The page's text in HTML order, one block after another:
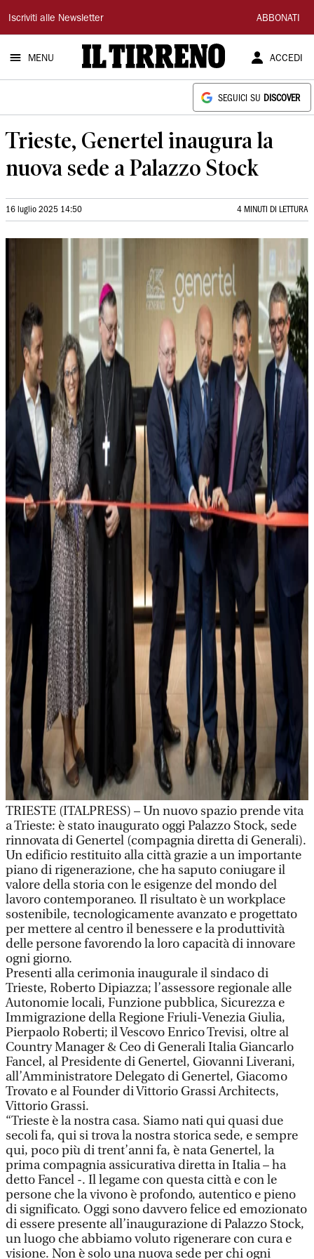
Il
Tirreno
Iscriviti alle Newsletter ABBONATI
MENU ACCEDI
SEGUICI SU DISCOVER
Trieste, Genertel inaugura la
nuova sede a Palazzo Stock
16 luglio 2025 14:50 4 MINUTI DI LETTURA
TRIESTE (ITALPRESS) – Un nuovo spazio prende vita
a Trieste: è stato inaugurato oggi Palazzo Stock, sede
rinnovata di Genertel (compagnia diretta di Generali).
Un edificio restituito alla città grazie a un importante
piano di rigenerazione, che ha saputo coniugare il
valore della storia con le esigenze del mondo del
lavoro contemporaneo. Il risultato è un workplace
sostenibile, tecnologicamente avanzato e progettato
per mettere al centro il benessere e la produttività
delle persone favorendo la loro capacità di innovare
ogni giorno.
Presenti alla cerimonia inaugurale il sindaco di
Trieste, Roberto Dipiazza; l’assessore regionale alle
Autonomie locali, Funzione pubblica, Sicurezza e
Immigrazione della Regione Friuli-Venezia Giulia,
Pierpaolo Roberti; il Vescovo Enrico Trevisi, oltre al
Country Manager & Ceo di Generali Italia Giancarlo
Fancel, al Presidente di Genertel, Giovanni Liverani,
all’Amministratore Delegato di Genertel, Giacomo
Trovato e al Founder di Vittorio Grassi Architects,
Vittorio Grassi.
“Trieste è la nostra casa. Siamo nati qui quasi due
secoli fa, qui si trova la nostra storica sede, e sempre
qui, poco più di trent’anni fa, è nata Genertel, la
prima compagnia assicurativa diretta in Italia – ha
detto Fancel -. Il legame con questa città e con le
persone che la vivono è profondo, autentico e pieno
di significato. Oggi sono davvero felice ed emozionato
di essere presente all’inaugurazione di Palazzo Stock,
un luogo che abbiamo voluto rigenerare con cura e
visione. Non è solo una nuova sede per chi ogni